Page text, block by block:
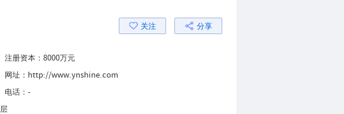
关注 分享
注册资本： 8000 万元
网址： http://www.ynshine.com
电话： -